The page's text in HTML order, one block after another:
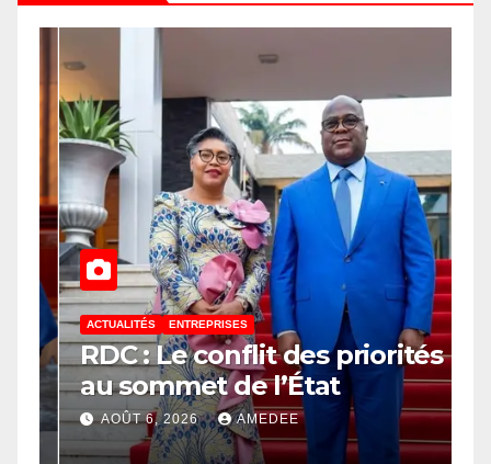
ACTUALITÉS ENTREPRISES
RDC : Le conflit des priorités
au sommet de l’État
AOÛT 6, 2026 AMEDEE